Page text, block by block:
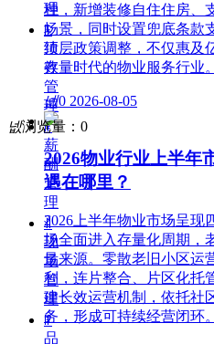
理
ꁹ
绩
效
管
理
ꁹ
薪
酬
管
理
ꀉ
现
场
管
理
ꁹ
品
种，新增装修自住住房、
场景，同时设置兜底条款
顶层政策调整，不仅惠及
存量时代的物业服务行业。
넶0 2026-08-05
2026物业行业上半年
遇在哪里？
2026上半年物业市场呈现
场全面进入存量化周期，
量来源。零散老旧小区运
利，连片整合、片区化托
建长效运营机制，依托社
务，形成可持续经营闭环。
넶浏览量： 0